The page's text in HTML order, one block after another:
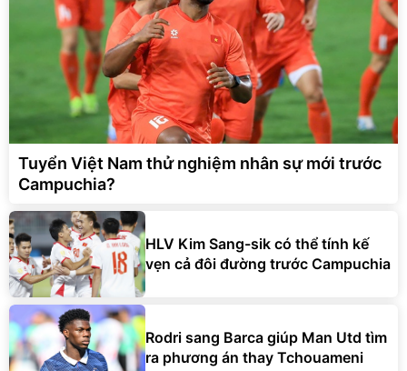
Tuyển Việt Nam thử nghiệm nhân sự mới trước
Campuchia?
HLV Kim Sang-sik có thể tính kế
vẹn cả đôi đường trước Campuchia
Rodri sang Barca giúp Man Utd tìm
ra phương án thay Tchouameni